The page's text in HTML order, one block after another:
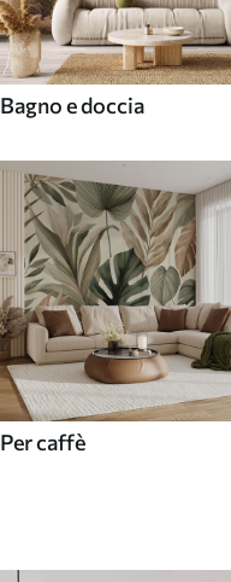
Bagno e doccia
Per caffè